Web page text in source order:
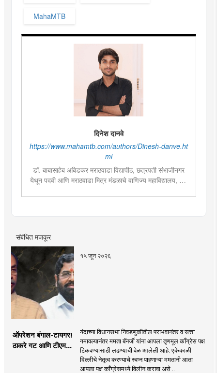
MahaMTB
दिनेश दानवे
https://www.mahamtb.com/authors/Dinesh-danve.ht
ml
डॉ. बाबासाहेब आंबेडकर मराठवाडा विद्यापीठ, छत्रपती संभाजीनगर
येथून पदवी आणि मराठवाडा मित्र मंडळाचे वाणिज्य महाविद्यालय, पुणे
डिजिटल आणि सोशल मीडिया हाताळण्याचा अनुभव असून राजकारण,
संबंधित मजकूर
१५ जून २०२६
ऑपरेशन बंगाल-टायगर!
ठाकरे गट आणि टीएमसी
यंदाच्या विधानसभा निवडणुकीतील पराभवानंतर व सत्ता
गमावल्यानंतर ममता बॅनर्जी यांना आपला तृणमूल काँग्रेस पक्ष
टिकवण्यासाठी लढण्याची वेळ आलेली आहे. एकेकाळी
दिल्लीचे नेतृत्व करण्याचे स्वप्न पाहणाऱ्या ममतानी आता
आपला पक्ष काँग्रेसमध्ये विलीन करावा असे ..